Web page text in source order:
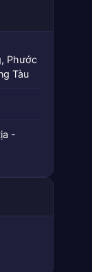
Phước
Tàu
-